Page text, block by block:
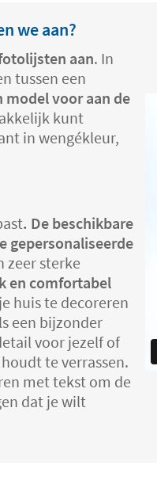
we aan?
aan. In
tussen een
voor aan de
kunt
in wengékleur,
. De beschikbare
gepersonaliseerde
zeer sterke
en comfortabel
huis te decoreren
een bijzonder
voor jezelf of
te verrassen.
met tekst om de
dat je wilt